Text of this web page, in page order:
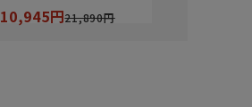
10,945円21,890円